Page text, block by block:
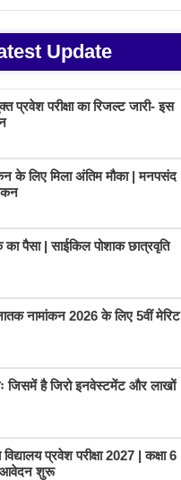
Update
प्रवेश परीक्षा का रिजल्ट जारी- इस
के लिए मिला अंतिम मौका | मनपसंद
पैसा | साईकिल पोशाक छात्रवृति
नामांकन 2026 के लिए 5वीं मेरिट
जिसमें है जिरो इनवेस्टमेंट और लाखों
प्रवेश परीक्षा 2027 | कक्षा 6
आवेदन शुरू